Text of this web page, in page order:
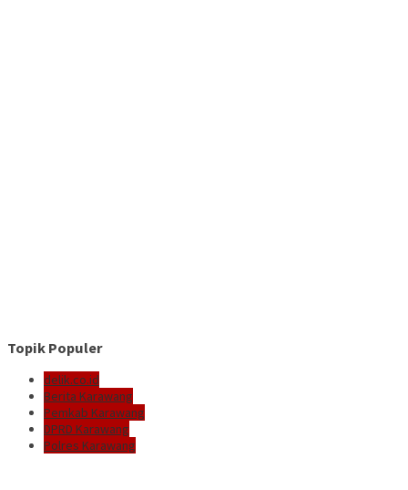
Topik Populer
delik.co.id
Berita Karawang
Pemkab Karawang
DPRD Karawang
Polres Karawang